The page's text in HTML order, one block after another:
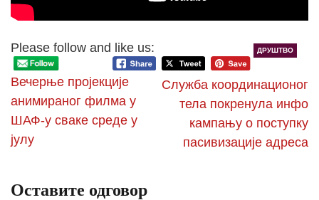
Please follow and like us: ДРУШТВО
Вечерње пројекције
анимираног филма у
ШАФ-у сваке среде у
јулу
Служба координационог
тела покренула инфо
кампању о поступку
пасивизације адреса
Оставите одговор